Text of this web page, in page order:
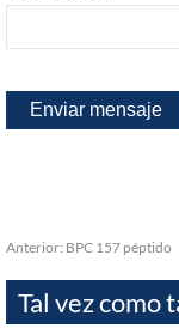
Anterior: BPC 157 péptido
Tal vez como